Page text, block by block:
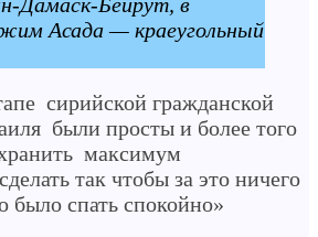
Асада — краеугольный
сирийской гражданской
были просты и более того
максимум
так чтобы за это ничего
спать спокойно»